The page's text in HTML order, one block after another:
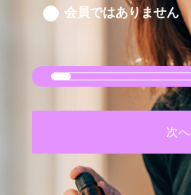
会員ではありません
次へ